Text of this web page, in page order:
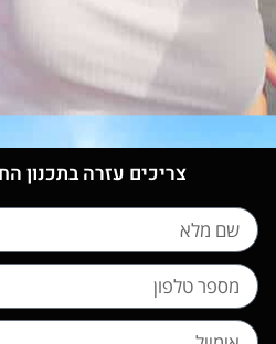
צריכים עזרה בתכנון